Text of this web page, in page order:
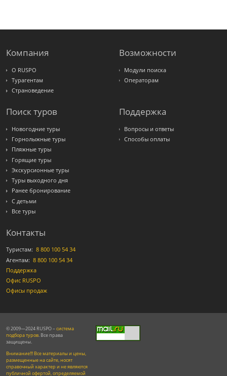
Интурист
Компания
О RUSPO
Турагентам
Страноведение
Возможности
Модули поиска
Операторам
Поиск туров
Новогодние туры
Горнолыжные туры
Пляжные туры
Горящие туры
Экскурсионные туры
Туры выходного дня
Ранее бронирование
С детьми
Все туры
Поддержка
Вопросы и ответы
Способы оплаты
Контакты
Туристам: 8 800 100 54 34
Агентам: 8 800 100 54 34
Поддержка
Офис RUSPO
Офисы продаж
© 2009—2024 RUSPO – система
подбора туров. Все права
защищены.
Внимание!!! Все материалы и цены,
размещенные на сайте, носят
справочный характер и не являются
публичной офертой, определяемой